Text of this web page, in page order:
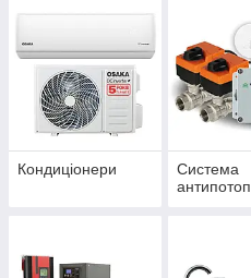
Кондиціонери
Система
антипотоп